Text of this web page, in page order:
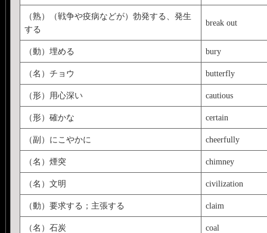
（熟）（戦争や疫病などが）勃発する、発生
する
break out
（動）埋める bury
（名）チョウ butterfly
（形）用心深い cautious
（形）確かな certain
（副）にこやかに cheerfully
（名）煙突 chimney
（名）文明 civilization
（動）要求する；主張する claim
（名）石炭 coal